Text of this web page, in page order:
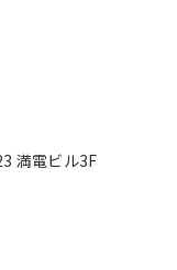
満電ビル3F